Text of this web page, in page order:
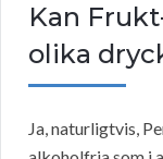
Kan
olika
Ja, naturligtvis,